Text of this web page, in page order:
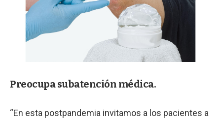
Preocupa subatención médica.
“En esta postpandemia invitamos a los pacientes a